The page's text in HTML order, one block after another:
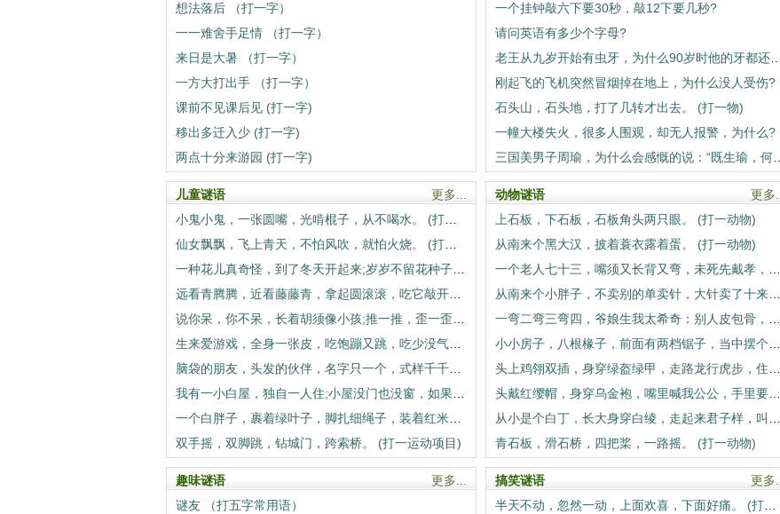
想法落后 （打一字）
一一难舍手足情 （打一字）
来日是大暑 （打一字）
一方大打出手 （打一字）
课前不见课后见 (打一字)
移出多迁入少 (打一字)
两点十分来游园 (打一字)
一个挂钟敲六下要30秒，敲12下要几秒?
请问英语有多少个字母?
刚起飞的飞机突然冒烟掉在地上，为什么没人受伤?
石头山，石头地，打了几转才出去。 (打一物)
一幢大楼失火，很多人围观，却无人报警，为什么?
更多...
儿童谜语
双手摇，双脚跳，钻城门，跨索桥。 (打一运动项目)
更多...
动物谜语
上石板，下石板，石板角头两只眼。 (打一动物)
从南来个黑大汉，披着蓑衣露着蛋。 (打一动物)
青石板，滑石桥，四把桨，一路摇。 (打一动物)
更多...
趣味谜语
谜友 （打五字常用语）
更多...
搞笑谜语